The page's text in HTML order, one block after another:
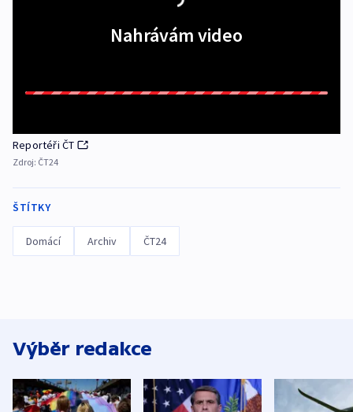
Nahrávám video
Reportéři ČT
Zdroj: ČT24
ŠTÍTKY
Domácí Archiv ČT24
Výběr redakce